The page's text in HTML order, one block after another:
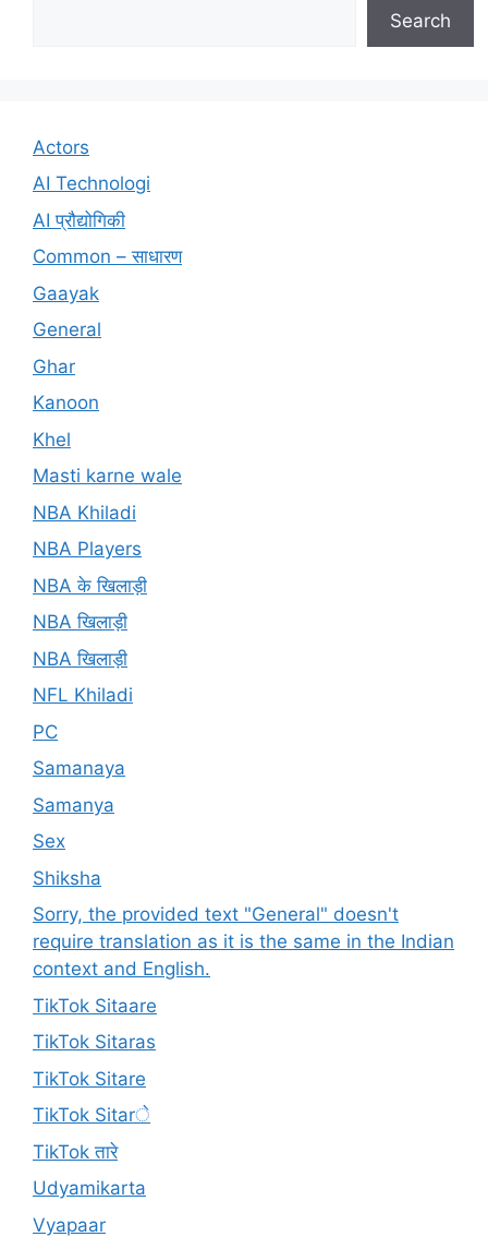
Search
Actors
AI Technologi
AI प्रौद्योगिकी
Common – साधारण
Gaayak
General
Ghar
Kanoon
Khel
Masti karne wale
NBA Khiladi
NBA Players
NBA के खिलाड़ी
NBA खिलाड़ी
NBA खिलाड़ी
NFL Khiladi
PC
Samanaya
Samanya
Sex
Shiksha
Sorry, the provided text "General" doesn't
require translation as it is the same in the Indian
context and English.
TikTok Sitaare
TikTok Sitaras
TikTok Sitare
TikTok Sitarे
TikTok तारे
Udyamikarta
Vyapaar